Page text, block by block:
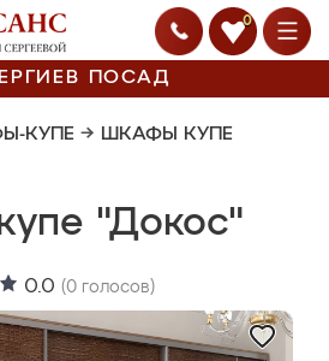
0
ПОСАД
КУПЕ → ШКАФЫ КУПЕ
"Докос"
0.0 (0 голосов)